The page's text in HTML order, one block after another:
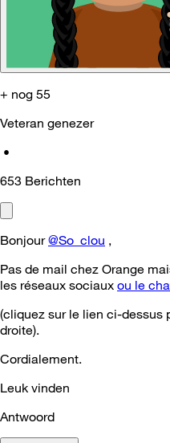
+ nog 55
Veteran genezer
•
653 Berichten
Bonjour@So_clou ,
Pas de mail chez Orange
les réseaux sociaux ou le
(cliquez sur le lien ci-dessus
droite).
Cordialement.
Leuk vinden
Antwoord